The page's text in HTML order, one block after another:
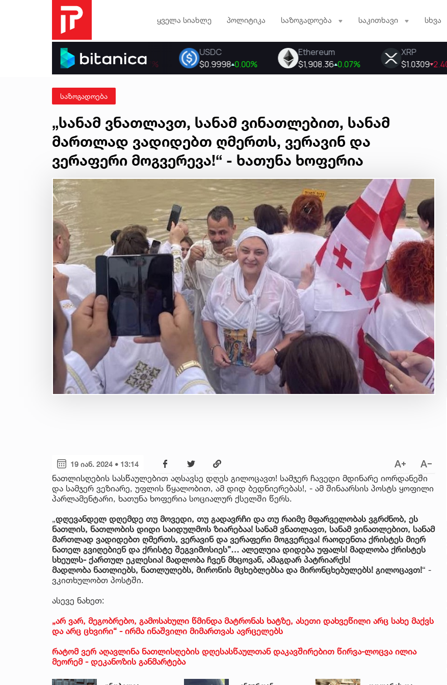
ყველა სიახლე პოლიტიკა საზოგადოება საკითხავი სხვა
საზოგადოება
„სანამ ვნათლავთ, სანამ ვინათლებით, სანამ
მართლად ვადიდებთ ღმერთს, ვერავინ და
ვერაფერი მოგვერევა!“ - ხათუნა ხოფერია
19 იან. 2024 • 13:14
ნათლისღების სასწაულებით აღსავსე დღეს გილოცავთ! სამჯერ ჩავედი მდინარე იორდანეში
და სამჯერ ვეზიარე, უფლის წყალობით, ამ დიდ ბედნიერებას!, - ამ შინაარსის პოსტს ყოფილი
პარლამენტარი, ხათუნა ხოფერია სოციალურ ქსელში წერს.
„დღევანდელ დღემდე თუ მოვედი, თუ გადავრჩი და თუ რაიმე მფარველობას ვგრძნობ, ეს
ნათლის, ნათლობის დიდი საიდულმოს ზიარებაა! სანამ ვნათლავთ, სანამ ვინათლებით, სანამ
მართლად ვადიდებთ ღმერთს, ვერავინ და ვერაფერი მოგვერევა! რაოდენთა ქრისტეს მიერ
ნათელ გვიღებიენ და ქრისტე შეგვიმოსიეს”… ალელუია დიდება უფალს! მადლობა ქრისტეს
სხეულს- ქართულ ეკლესია! მადლობა ჩვენ მხცოვან, ამაგდარ პატრიარქს!
მადლობა ნათლიებს, ნათლულებს, მირონის მცხებლებსა და მირონცხებულებს! გილოცავთ!“ -
ვკითხულობთ პოსტში.
ასევე ნახეთ:
„არ ვარ, მეგობრებო, გამოსახული წმინდა მატრონას ხატზე, ასეთი დახვეწილი არც სახე მაქვს
და არც ცხვირი“ - ირმა ინაშვილი მიმართვას ავრცელებს
რატომ ვერ აღავლინა ნათლისღების დღესასწაულთან დაკავშირებით წირვა-ლოცვა ილია
მეორემ - დეკანოზის განმარტება